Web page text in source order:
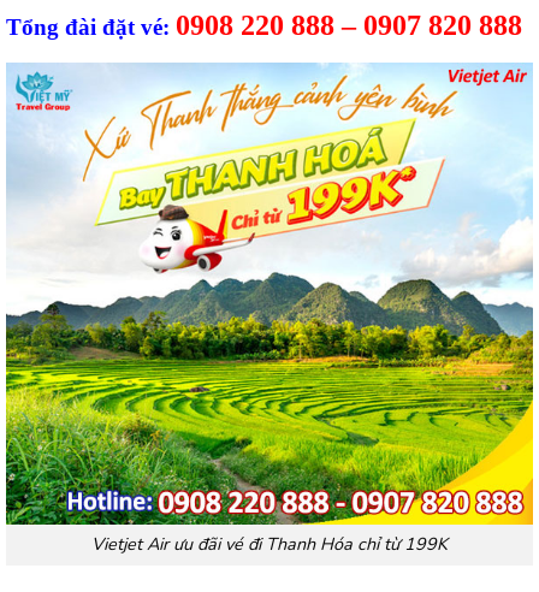
Tổng đài đặt vé: 0908 220 888 – 0907 820 888
Vietjet Air ưu đãi vé đi Thanh Hóa chỉ từ 199K